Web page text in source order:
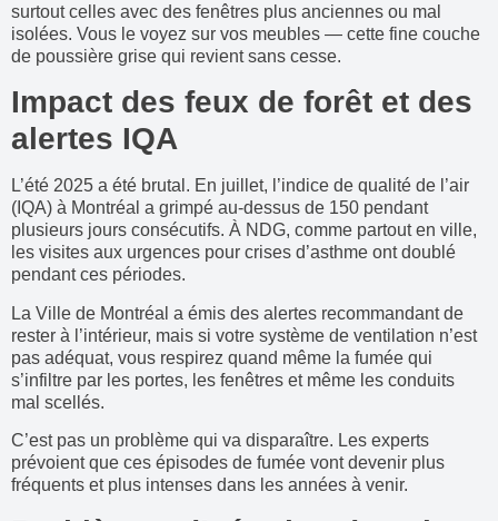
surtout celles avec des fenêtres plus anciennes ou mal
isolées. Vous le voyez sur vos meubles — cette fine couche
de poussière grise qui revient sans cesse.
Impact des feux de forêt et des
alertes IQA
L’été 2025 a été brutal. En juillet, l’indice de qualité de l’air
(IQA) à Montréal a grimpé au-dessus de 150 pendant
plusieurs jours consécutifs. À NDG, comme partout en ville,
les visites aux urgences pour crises d’asthme ont doublé
pendant ces périodes.
La Ville de Montréal a émis des alertes recommandant de
rester à l’intérieur, mais si votre système de ventilation n’est
pas adéquat, vous respirez quand même la fumée qui
s’infiltre par les portes, les fenêtres et même les conduits
mal scellés.
C’est pas un problème qui va disparaître. Les experts
prévoient que ces épisodes de fumée vont devenir plus
fréquents et plus intenses dans les années à venir.